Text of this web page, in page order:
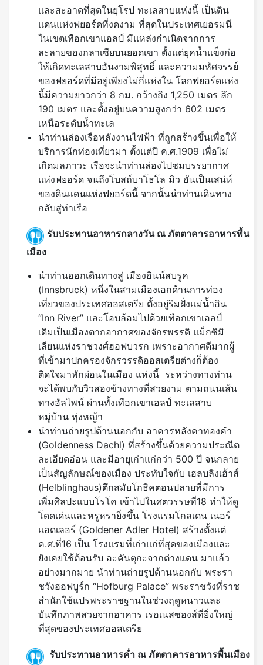
และสะอาดที่สุดในยุโรป ทะเลสาบแห่งนี้ เป็นดิน
แดนแห่งฟยอร์ดที่งดงาม ที่สุดในประเทศเยอรมนี
ในเขตเทือกเขาแอลป์ มีแหล่งกำเนิดจากการ
ละลายของกลาเซียบนยอดเขา ตั้งแต่ยุคน้ำแข็งก่อ
ให้เกิดทะเลสาบอันงามพิสุทธิ์ และความมหัศจรรย์
ของฟยอร์ดที่มีอยู่เพียงไม่กี่แห่งใน โลกฟยอร์ดแห่ง
นี้มีความยาวกว่า 8 กม. กว้างถึง 1,250 เมตร ลึก
190 เมตร และตั้งอยู่บนความสูงกว่า 602 เมตร
เหนือระดับน้ำทะเล
นำท่านล่องเรือพลังงานไฟฟ้า ที่ถูกสร้างขึ้นเพื่อให้
บริการนักท่องเที่ยวมา ตั้งแต่ปี ค.ศ.1909 เพื่อไม่
เกิดมลภาวะ เรือจะนำท่านล่องไปชมบรรยากาศ
แห่งฟยอร์ด จนถึงโบสถ์บาโธโล มิว อันเป็นเสน่ห์
ของดินแดนแห่งฟยอร์ดนี้ จากนั้นนำท่านเดินทาง
กลับสู่ท่าเรือ
รับประทานอาหารกลางวัน ณ ภัตตาคารอาหารพื้น
เมือง
นําท่านออกเดินทางสู่ เมืองอินน์สบรูค
(Innsbruck) หนึ่งในสามเมืองเอกด้านการท่อง
เที่ยวของประเทศออสเตรีย ตั้งอยู่ริมฝั่งแม่น้ำอิน
“Inn River” และโอบล้อมไปด้วยเทือกเขาเอลป์
เดิมเป็นเมืองตากอากาศของจักรพรรดิ แม็กซิมิ
เลียนแห่งราชวงศ์ฮอฟบวรก เพราะอากาศดีมากผู้
ที่เข้ามาปกครองจักรวรรดิออสเตรียต่างก็ต้อง
ติดใจมาพักผ่อนในเมือง แห่งนี้ ระหว่างทางท่าน
จะได้พบกับวิวสองข้างทางที่สวยงาม ตามถนนเส้น
ทางอัลไพน์ ผ่านทั้งเทือกเขาเอลป์ ทะเลสาบ
หมู่บ้าน ทุ่งหญ้า
นําท่านถ่ายรูปด้านนอกกับ อาคารหลังคาทองคํา
(Goldenness Dachl) ที่สร้างขึ้นด้วยความประณีต
ละเอียดอ่อน และมีอายุเก่าแก่กว่า 500 ปี จนกลาย
เป็นสัญลักษณ์ของเมือง ประทับใจกับ เฮลบลิงเฮ้าส์
(Helblinghaus)ตึกสมัยโกธิคตอนปลายที่มีการ
เพิ่มศิลปะแบบโรโค เข้าไปในศตวรรษที่18 ทําให้ดู
โดดเด่นและหรูหรายิ่งขึ้น โรงแรมโกลเดน เนอร์
แอดเลอร์ (Goldener Adler Hotel) สร้างตั้งแต่
ค.ศ.ที่16 เป็น โรงแรมที่เก่าแก่ที่สุดของเมืองและ
ยังเคยใช้ต้อนรับ อะคันตุกะจากต่างแดน มาแล้ว
อย่างมากมาย นำท่านถ่ายรูปด้านนอกกับ พระรา
ชวังฮอฟบูร์ก “Hofburg Palace” พระราชวังที่ราช
สำนักใช้แปรพระราชฐานในช่วงฤดูหนาวและ
บันทึกภาพสวยจากอาคาร เรอเนสซองส์ที่ยิ่งใหญ่
ที่สุดของประเทศออสเตรีย
รับประทานอาหารค่ำ ณ ภัตตาคารอาหารพื้นเมือง